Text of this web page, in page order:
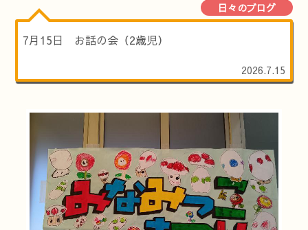
日々のブログ
7月15日 お話の会（2歳児）
2026.7.15